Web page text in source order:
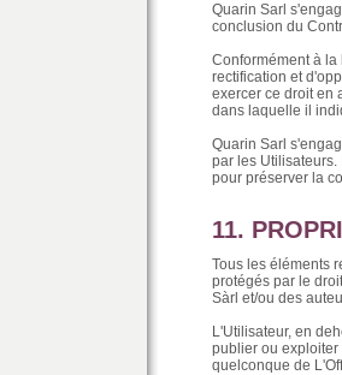
Quarin Sarl
conclusion du
Conformément à
rectification et
exercer ce droit en
dans laquelle il
Quarin Sarl
par les Utilisateurs.
pour préserver la
11.
Tous les éléments
protégés par le
Sàrl et/ou des
L'Utilisateur, en
publier ou
quelconque de